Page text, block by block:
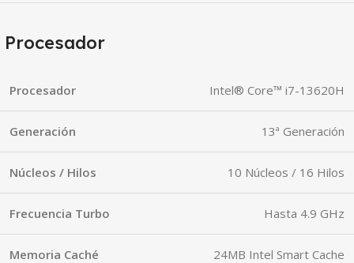
Procesador
Procesador Intel® Core™ i7-13620H
Generación 13ª Generación
Núcleos / Hilos 10 Núcleos / 16 Hilos
Frecuencia Turbo Hasta 4.9 GHz
Memoria Caché 24MB Intel Smart Cache